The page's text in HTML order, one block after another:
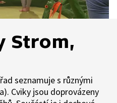
Strom,
seznamuje s různými
Cviky jsou doprovázeny